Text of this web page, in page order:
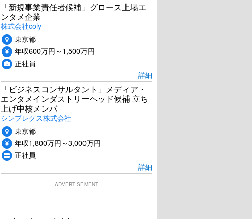
「新規事業責任者候補」グロース上場エ
ンタメ企業
株式会社coly
東京都
年収600万円～1,500万円
正社員
詳細
「ビジネスコンサルタント」メディア・
エンタメインダストリーヘッド候補 立ち
上げ中核メンバ
シンプレクス株式会社
東京都
年収1,800万円～3,000万円
正社員
詳細
ADVERTISEMENT